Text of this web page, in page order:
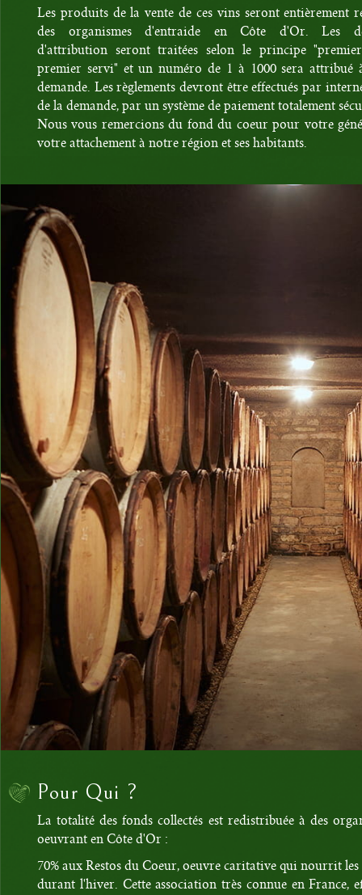
Les produits de la vente de ces vins seront entièrement
des organismes d'entraide en Côte d'Or. Les
d'attribution seront traitées selon le principe
premier servi" et un numéro de 1 à 1000 sera attribué
demande. Les règlements devront être effectués par
de la demande, par un système de paiement totalement
Nous vous remercions du fond du coeur pour votre
votre attachement à notre région et ses habitants.
Pour Qui ?
La totalité des fonds collectés est redistribuée à des
oeuvrant en Côte d'Or :
70% aux Restos du Coeur, oeuvre caritative qui nourrit les
durant l'hiver. Cette association très connue en France,